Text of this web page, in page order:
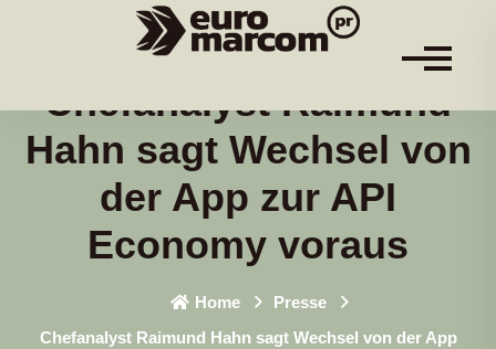
Chefanalyst Raimund
Hahn sagt Wechsel von
der App zur API
Economy voraus
Home
Presse
Chefanalyst Raimund Hahn sagt Wechsel von der App